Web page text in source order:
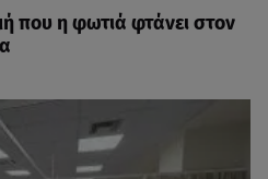
που η φωτιά φτάνει στον